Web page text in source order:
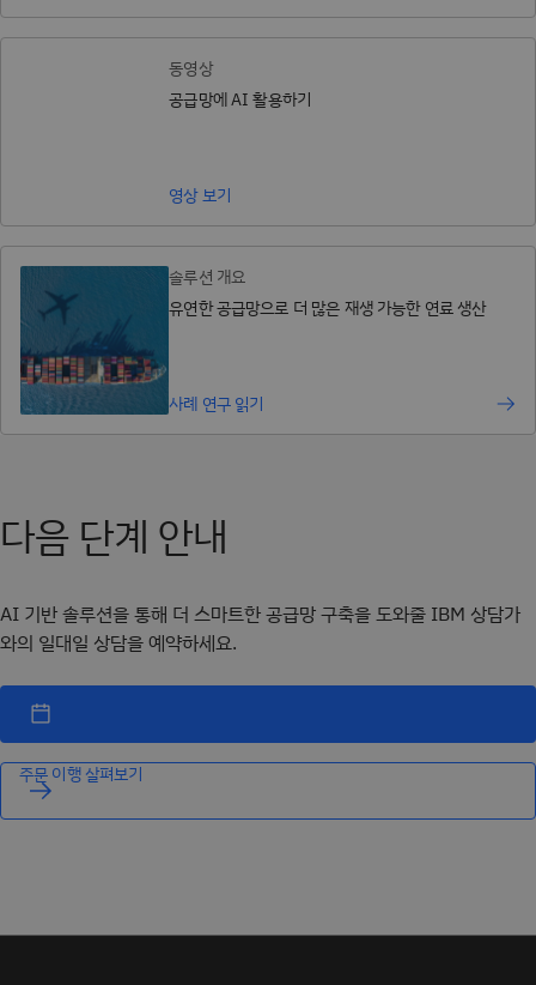
동영상
공급망에 AI 활용하기
영상 보기
솔루션 개요
유연한 공급망으로 더 많은 재생 가능한 연료 생산
사례 연구 읽기
다음 단계 안내
AI 기반 솔루션을 통해 더 스마트한 공급망 구축을 도와줄 IBM 상담가
와의 일대일 상담을 예약하세요.
주문 이행 살펴보기